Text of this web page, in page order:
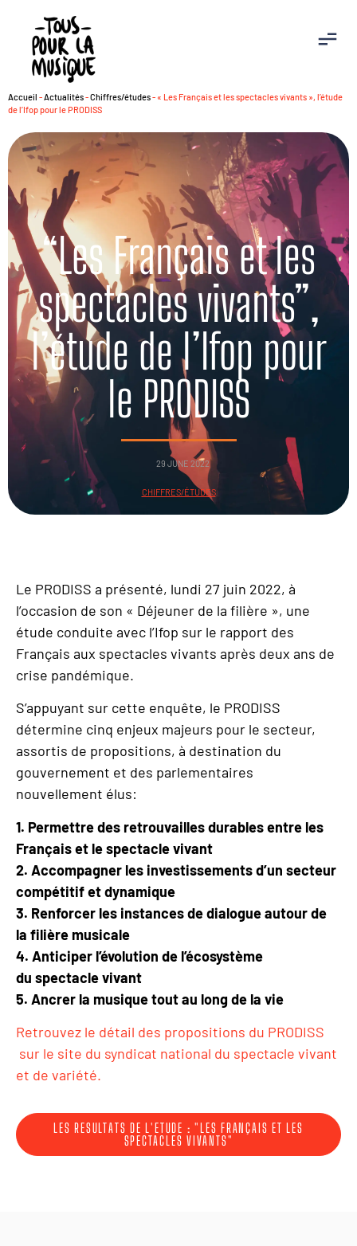
Accueil -Actualités-Chiffres/études- « Les Français et les spectacles vivants », l’étude
de l’Ifop pour le PRODISS
“Les Français et les
spectacles vivants”,
l’étude de l’Ifop pour
le PRODISS
29 JUNE 2022
CHIFFRES/ÉTUDES
Le PRODISS a présenté, lundi 27 juin 2022, à
l’occasion de son « Déjeuner de la filière », une
étude conduite avec l’Ifop sur le rapport des
Français aux spectacles vivants après deux ans de
crise pandémique.
S’appuyant sur cette enquête, le PRODISS
détermine cinq enjeux majeurs pour le secteur,
assortis de propositions, à destination du
gouvernement et des parlementaires
nouvellement élus:
1. Permettre des retrouvailles durables entre les
Français et le spectacle vivant
2. Accompagner les investissements d’un secteur
compétitif et dynamique
3. Renforcer les instances de dialogue autour de
la filière musicale
4. Anticiper l’évolution de l’écosystème
du spectacle vivant
5. Ancrer la musique tout au long de la vie
Retrouvez le détail des propositions du PRODISS
sur le site du syndicat national du spectacle vivant
et de variété.
LES RESULTATS DE L'ETUDE : "LES FRANÇAIS ET LES
SPECTACLES VIVANTS"